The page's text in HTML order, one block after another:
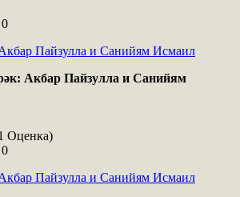
Акбар Пайзулла и Санийям
Оценка)